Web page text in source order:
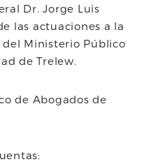
Dr. Jorge Luis
las actuaciones a la
del Ministerio Público
de Trelew.
de Abogados de